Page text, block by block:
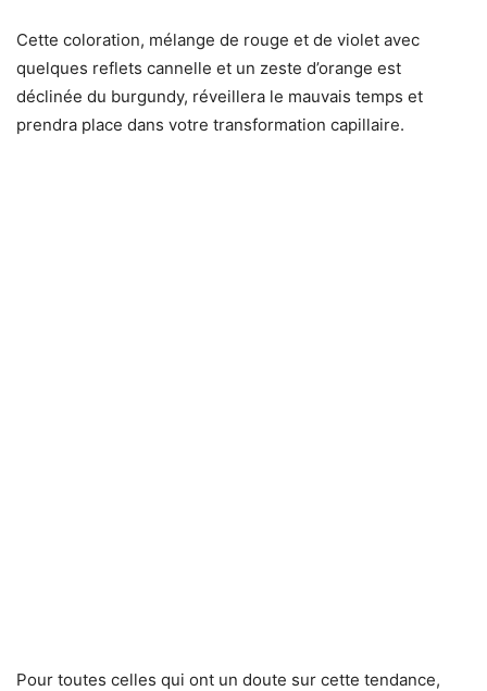
Cette coloration, mélange de rouge et de violet avec
quelques reflets cannelle et un zeste d’orange est
déclinée du burgundy, réveillera le mauvais temps et
prendra place dans votre transformation capillaire.
Pour toutes celles qui ont un doute sur cette tendance,